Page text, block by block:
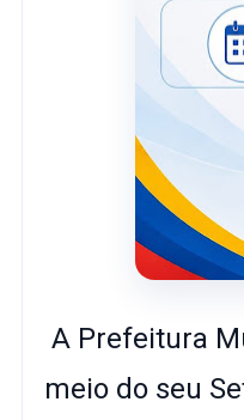
A Prefeitura
meio do seu